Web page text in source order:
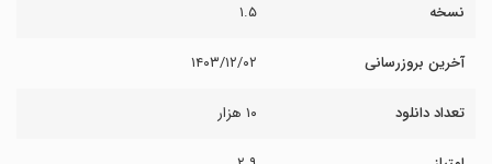
نسخه ۱.۵
آخرین بروزرسانی ۱۴۰۳/۱۲/۰۲
تعداد دانلود ۱۰ هزار